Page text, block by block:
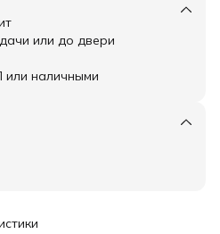
или до двери
наличными